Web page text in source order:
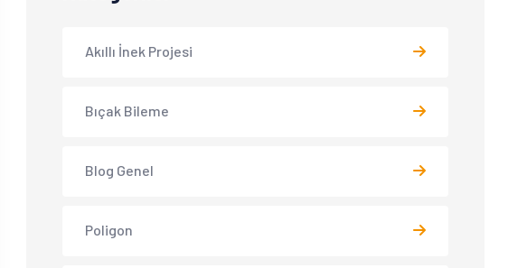
Akıllı İnek Projesi
Bıçak Bileme
Blog Genel
Poligon